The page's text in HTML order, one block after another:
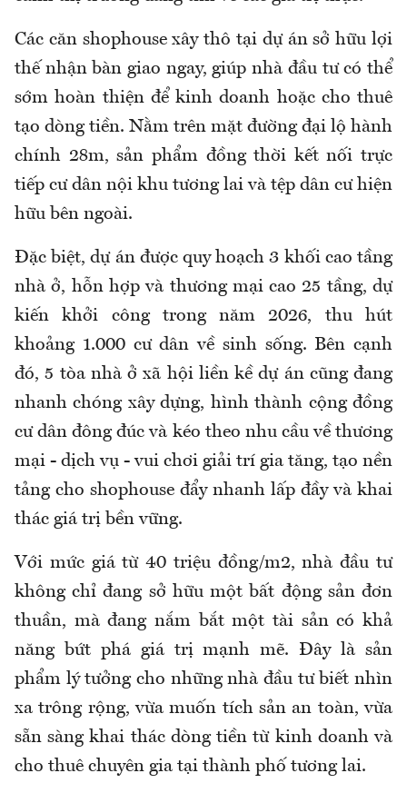
Các căn shophouse xây thô tại dự án sở hữu lợi
thế nhận bàn giao ngay, giúp nhà đầu tư có thể
sớm hoàn thiện để kinh doanh hoặc cho thuê
tạo dòng tiền. Nằm trên mặt đường đại lộ hành
chính 28m, sản phẩm đồng thời kết nối trực
tiếp cư dân nội khu tương lai và tệp dân cư hiện
hữu bên ngoài.
Đặc biệt, dự án được quy hoạch 3 khối cao tầng
nhà ở, hỗn hợp và thương mại cao 25 tầng, dự
kiến khởi công trong năm 2026, thu hút
khoảng 1.000 cư dân về sinh sống. Bên cạnh
đó, 5 tòa nhà ở xã hội liền kề dự án cũng đang
nhanh chóng xây dựng, hình thành cộng đồng
cư dân đông đúc và kéo theo nhu cầu về thương
mại - dịch vụ - vui chơi giải trí gia tăng, tạo nền
tảng cho shophouse đẩy nhanh lấp đầy và khai
thác giá trị bền vững.
Với mức giá từ 40 triệu đồng/m2, nhà đầu tư
không chỉ đang sở hữu một bất động sản đơn
thuần, mà đang nắm bắt một tài sản có khả
năng bứt phá giá trị mạnh mẽ. Đây là sản
phẩm lý tưởng cho những nhà đầu tư biết nhìn
xa trông rộng, vừa muốn tích sản an toàn, vừa
sẵn sàng khai thác dòng tiền từ kinh doanh và
cho thuê chuyên gia tại thành phố tương lai.